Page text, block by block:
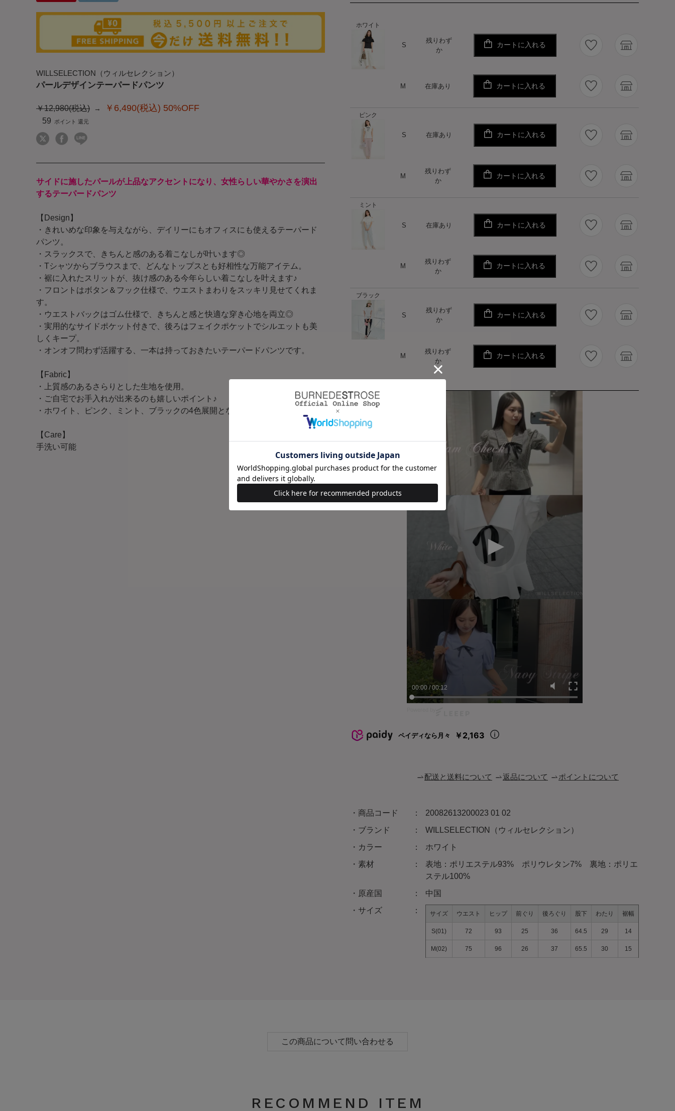
WILLSELECTION（ウィルセレクション）
パールデザインテーパードパンツ
￥12,980(税込) ￥6,490(税込) 50%OFF
59
サイドに施したパールが上品なアクセントになり、女性らしい華やかさを演出
するテーパードパンツ
【Design】
・きれいめな印象を与えながら、デイリーにもオフィスにも使えるテーパード
パンツ。
・スラックスで、きちんと感のある着こなしが叶います◎
・Tシャツからブラウスまで、どんなトップスとも好相性な万能アイテム。
・裾に入れたスリットが、抜け感のある今年らしい着こなしを叶えます♪
・フロントはボタン＆フック仕様で、ウエストまわりをスッキリ見せてくれま
す。
・ウエストバックはゴム仕様で、きちんと感と快適な穿き心地を両立◎
・実用的なサイドポケット付きで、後ろはフェイクポケットでシルエットも美
しくキープ。
・オンオフ問わず活躍する、一本は持っておきたいテーパードパンツです。
【Fabric】
・上質感のあるさらりとした生地を使用。
・ご自宅でお手入れが出来るのも嬉しいポイント♪
・ホワイト、ピンク、ミント、ブラックの4色展開となります。
【Care】
手洗い可能
ホワイト
S
残りわず
か
カートに入れる
ハート
M 在庫あり カートに入れる
ピンク
S 在庫あり カートに入れる
M
残りわず
か
カートに入れる
ミント
S 在庫あり カートに入れる
M
残りわず
か
カートに入れる
ブラック
S
残りわず
か
カートに入れる
M
残りわず
か
カートに入れる
配送と送料について 返品について
20082613200023 01 02
WILLSELECTION（ウィルセレクション）
ホワイト
表地：ポリエステル93% ポリウレタン7% 裏地：ポリエ
ステル100%
中国
サイズ ウエスト ヒップ 前ぐり 後ろぐり 股下
M(02) 75 96
この商品について問い合わせる
RECOMMEND ITEM